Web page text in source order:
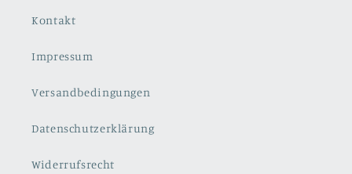
Kontakt
Impressum
Versandbedingungen
Datenschutzerklärung
Widerrufsrecht